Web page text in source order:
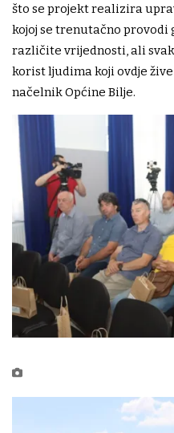
što se projekt realizira
kojoj se trenutačno provodi
različite vrijednosti, ali
korist ljudima koji ovdje
načelnik Općine Bilje.